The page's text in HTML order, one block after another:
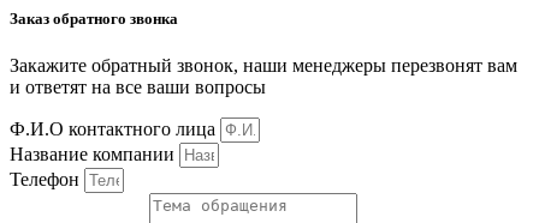
Заказ обратного звонка
Закажите обратный звонок, наши менеджеры перезвонят вам
и ответят на все ваши вопросы
Ф.И.О контактного лица
Название компании
Телефон